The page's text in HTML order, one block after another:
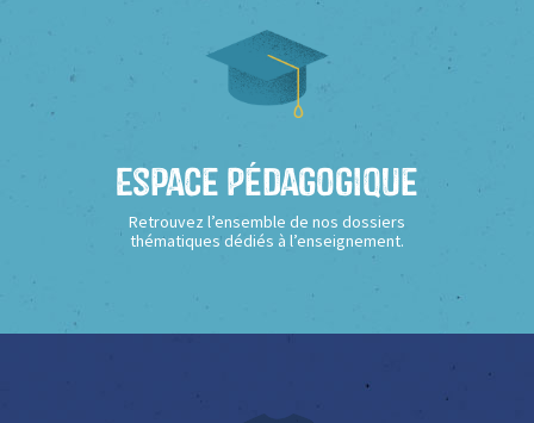
Espace Pédagogique
Retrouvez l’ensemble de nos dossiers
thématiques dédiés à l’enseignement.